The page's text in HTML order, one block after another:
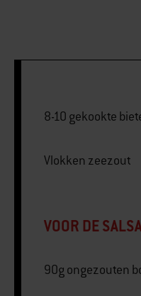
8-10 gekookte
Vlokken zeezout
VOOR DE
90g ongezouten